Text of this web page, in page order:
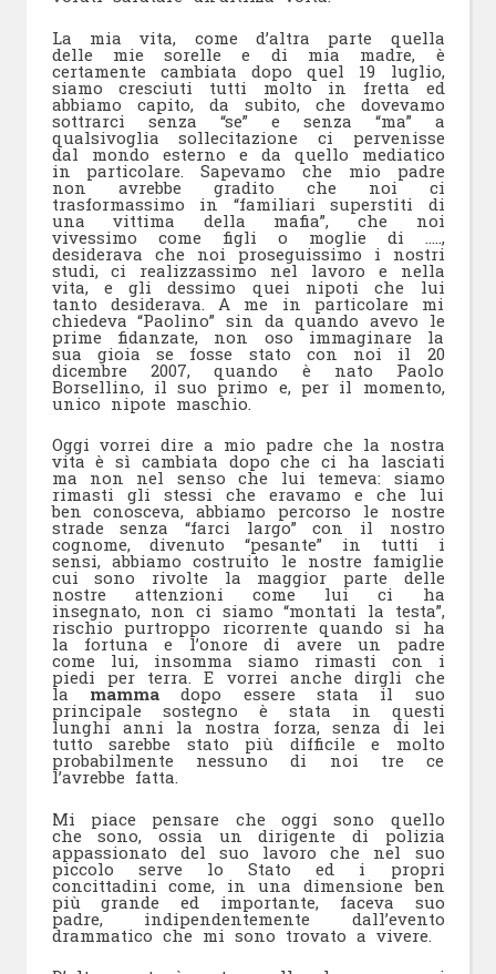
La mia vita, come d’altra parte quella
delle mie sorelle e di mia madre, è
certamente cambiata dopo quel 19 luglio,
siamo cresciuti tutti molto in fretta ed
abbiamo capito, da subito, che dovevamo
sottrarci senza “se” e senza “ma” a
qualsivoglia sollecitazione ci pervenisse
dal mondo esterno e da quello mediatico
in particolare. Sapevamo che mio padre
non avrebbe gradito che noi ci
trasformassimo in “familiari superstiti di
una vittima della mafia”, che noi
vivessimo come figli o moglie di …..,
desiderava che noi proseguissimo i nostri
studi, ci realizzassimo nel lavoro e nella
vita, e gli dessimo quei nipoti che lui
tanto desiderava. A me in particolare mi
chiedeva “Paolino” sin da quando avevo le
prime fidanzate, non oso immaginare la
sua gioia se fosse stato con noi il 20
dicembre 2007, quando è nato Paolo
Borsellino, il suo primo e, per il momento,
unico nipote maschio.
Oggi vorrei dire a mio padre che la nostra
vita è sì cambiata dopo che ci ha lasciati
ma non nel senso che lui temeva: siamo
rimasti gli stessi che eravamo e che lui
ben conosceva, abbiamo percorso le nostre
strade senza “farci largo” con il nostro
cognome, divenuto “pesante” in tutti i
sensi, abbiamo costruito le nostre famiglie
cui sono rivolte la maggior parte delle
nostre attenzioni come lui ci ha
insegnato, non ci siamo “montati la testa”,
rischio purtroppo ricorrente quando si ha
la fortuna e l’onore di avere un padre
come lui, insomma siamo rimasti con i
piedi per terra. E vorrei anche dirgli che
la mammadopo essere stata il suo
principale sostegno è stata in questi
lunghi anni la nostra forza, senza di lei
tutto sarebbe stato più difficile e molto
probabilmente nessuno di noi tre ce
l’avrebbe fatta.
Mi piace pensare che oggi sono quello
che sono, ossia un dirigente di polizia
appassionato del suo lavoro che nel suo
piccolo serve lo Stato ed i propri
concittadini come, in una dimensione ben
più grande ed importante, faceva suo
padre, indipendentemente dall’evento
drammatico che mi sono trovato a vivere.